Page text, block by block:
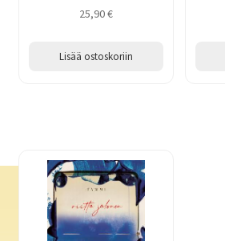
25,90€
Lisää ostoskoriin